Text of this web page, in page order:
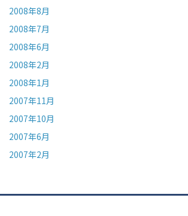
2008年8月
2008年7月
2008年6月
2008年2月
2008年1月
2007年11月
2007年10月
2007年6月
2007年2月